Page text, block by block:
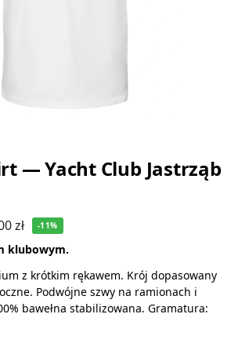
— Yacht Club Jastrząb
zł -11%
klubowym.
z krótkim rękawem. Krój dopasowany
Podwójne szwy na ramionach i
bawełna stabilizowana. Gramatura: